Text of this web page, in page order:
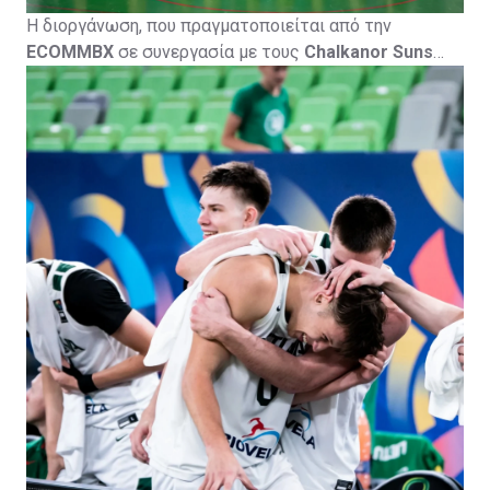
Η διοργάνωση, που πραγματοποιείται από την
ECOMMBX σε συνεργασία με τους Chalkanor Suns
Basketball Academy , φιλοξενείται από τηνΠετρολίνα
ΑΕΚ Λάρνακαςκαι τελεί υπό την αιγίδα τηςΚυπριακής
Ομοσπονδίας Καλαθοσφαίρισης, με το
CyprusBasket.netως Media Partner.